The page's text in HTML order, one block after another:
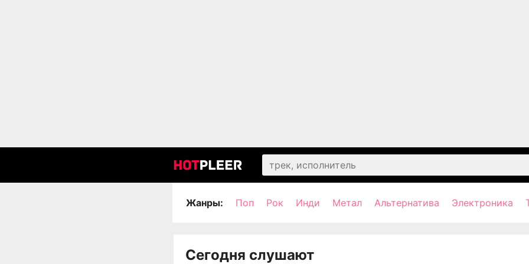
Жанры: Поп Рок Инди Метал Альтернатива Электроника
Сегодня слушают